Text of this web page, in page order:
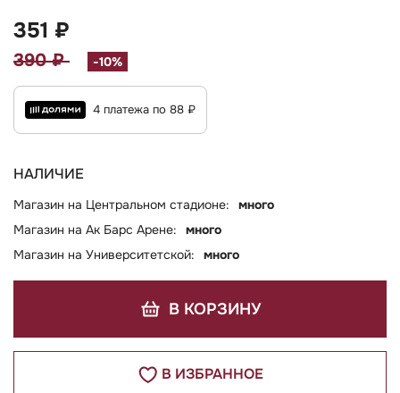
351 ₽
390 ₽ -10%
4 платежа по 88 ₽
НАЛИЧИЕ
Магазин на Центральном стадионе:
много
Магазин на Ак Барс Арене:
много
Магазин на Университетской:
много
В КОРЗИНУ
В ИЗБРАННОЕ